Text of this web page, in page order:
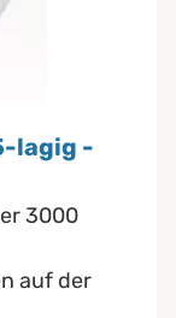
lagig -
3000
auf der